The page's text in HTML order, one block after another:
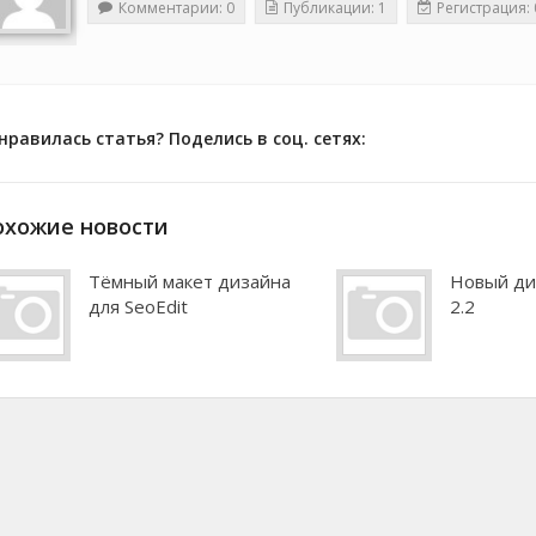
Комментарии: 0 Публикации: 1 Регистрация:
статья? Поделись в соц. сетях:
новости
Тёмный макет дизайна
для SeoEdit
Новый
2.2